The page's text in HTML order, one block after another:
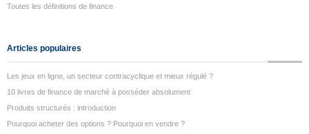
Toutes les définitions de finance
Articles populaires
Les jeux en ligne, un secteur contracyclique et mieux régulé ?
10 livres de finance de marché à posséder absolument
Produits structurés : introduction
Pourquoi acheter des options ? Pourquoi en vendre ?